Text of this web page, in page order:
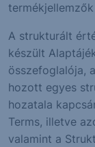
A strukturált
készült
összefoglalója,
hozott egyes
hozatala
Terms, illetve
valamint a